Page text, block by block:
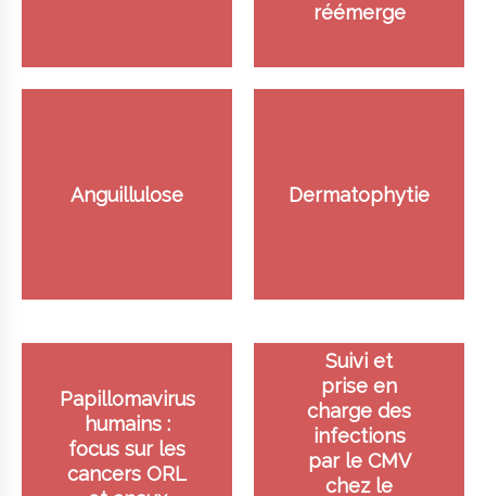
réémerge
Anguillulose Dermatophytie
Papillomavirus
humains :
focus sur les
cancers ORL
Suivi et
prise en
charge des
infections
par le CMV
chez le